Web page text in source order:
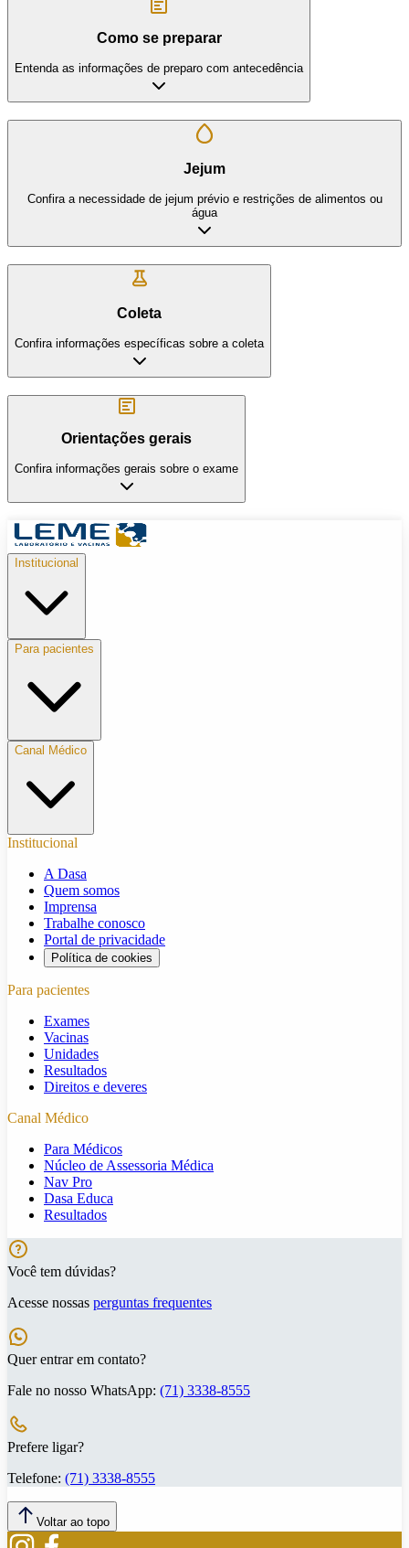
Como se preparar
Entenda as informações de preparo com antecedência
Jejum
Confira a necessidade de jejum prévio e restrições de alimentos ou
água
Coleta
Confira informações específicas sobre a coleta
Orientações gerais
Confira informações gerais sobre o exame
Institucional
Para pacientes
Canal Médico
Institucional
A Dasa
Quem somos
Imprensa
Trabalhe conosco
Portal de privacidade
Política de cookies
Para pacientes
Exames
Vacinas
Unidades
Resultados
Direitos e deveres
Canal Médico
Para Médicos
Núcleo de Assessoria Médica
Nav Pro
Dasa Educa
Resultados
Você tem dúvidas?
Acesse nossas perguntas frequentes
Quer entrar em contato?
Fale no nosso WhatsApp: (71) 3338-8555
Prefere ligar?
Telefone: (71) 3338-8555
Voltar ao topo